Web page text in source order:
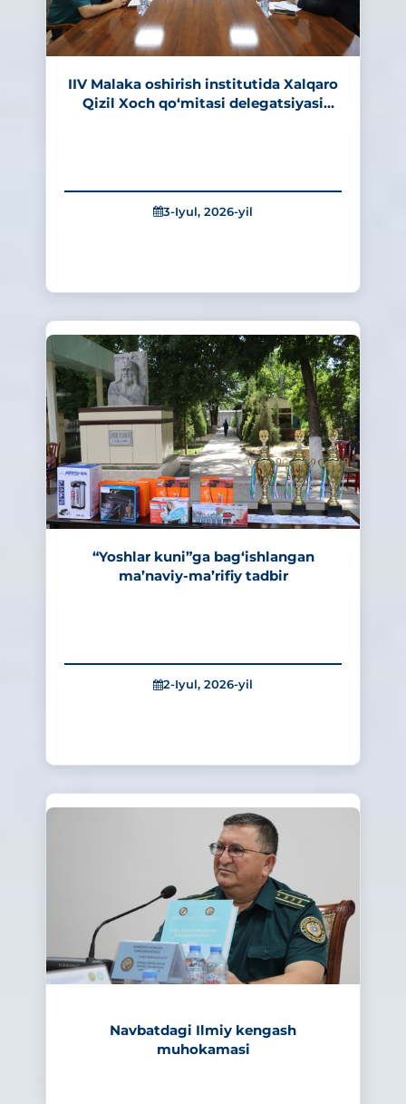
IIV Malaka oshirish institutida Xalqaro
Qizil Xoch qo‘mitasi delegatsiyasi
3-Iyul, 2026-yil
261
“Yoshlar kuni”ga bag‘ishlangan
ma’naviy-ma’rifiy tadbir
2-Iyul, 2026-yil
262
Navbatdagi Ilmiy kengash
muhokamasi